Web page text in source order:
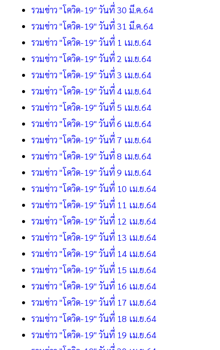
รวมข่าว "โควิด-19" วันที่ 30 มี.ค.64
รวมข่าว "โควิด-19" วันที่ 31 มี.ค.64
รวมข่าว "โควิด-19" วันที่ 1 เม.ย.64
รวมข่าว "โควิด-19" วันที่ 2 เม.ย.64
รวมข่าว "โควิด-19" วันที่ 3 เม.ย.64
รวมข่าว "โควิด-19" วันที่ 4 เม.ย.64
รวมข่าว "โควิด-19" วันที่ 5 เม.ย.64
รวมข่าว "โควิด-19" วันที่ 6 เม.ย.64
รวมข่าว "โควิด-19" วันที่ 7 เม.ย.64
รวมข่าว "โควิด-19" วันที่ 8 เม.ย.64
รวมข่าว "โควิด-19" วันที่ 9 เม.ย.64
รวมข่าว "โควิด-19" วันที่ 10 เม.ย.64
รวมข่าว "โควิด-19" วันที่ 11 เม.ย.64
รวมข่าว "โควิด-19" วันที่ 12 เม.ย.64
รวมข่าว "โควิด-19" วันที่ 13 เม.ย.64
รวมข่าว "โควิด-19" วันที่ 14 เม.ย.64
รวมข่าว "โควิด-19" วันที่ 15 เม.ย.64
รวมข่าว "โควิด-19" วันที่ 16 เม.ย.64
รวมข่าว "โควิด-19" วันที่ 17 เม.ย.64
รวมข่าว "โควิด-19" วันที่ 18 เม.ย.64
รวมข่าว "โควิด-19" วันที่ 19 เม.ย.64